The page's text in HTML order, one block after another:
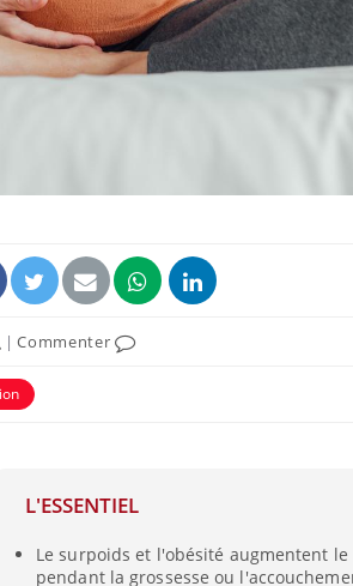
|Commenter
L'ESSENTIEL
Le surpoids et l'obésité augmentent
pendant la grossesse ou
Grossesse et chaleur : ce
que dit la science
brouillard mental ou
Les symptômes de la
sont multiples ce qui la rendpatients